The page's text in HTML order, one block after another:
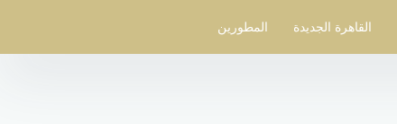
القاهرة الجديدة المطورين